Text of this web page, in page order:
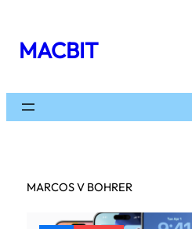
MACBIT
MARCOS V BOHRER